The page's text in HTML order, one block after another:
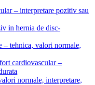
– interpretare pozitiv sau
in hernia de disc-
– tehnica, valori normale,
cardiovascular –
normale, interpretare,